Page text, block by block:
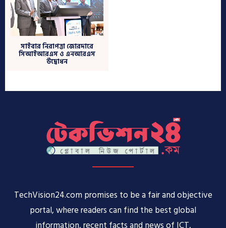
TechVision24.com promises to be a fair and objective
portal, where readers can find the best global